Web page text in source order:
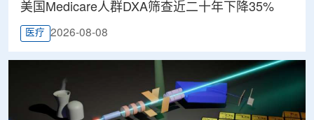
美国Medicare人群DXA筛查近二十年下降35%
医疗 2026-08-08